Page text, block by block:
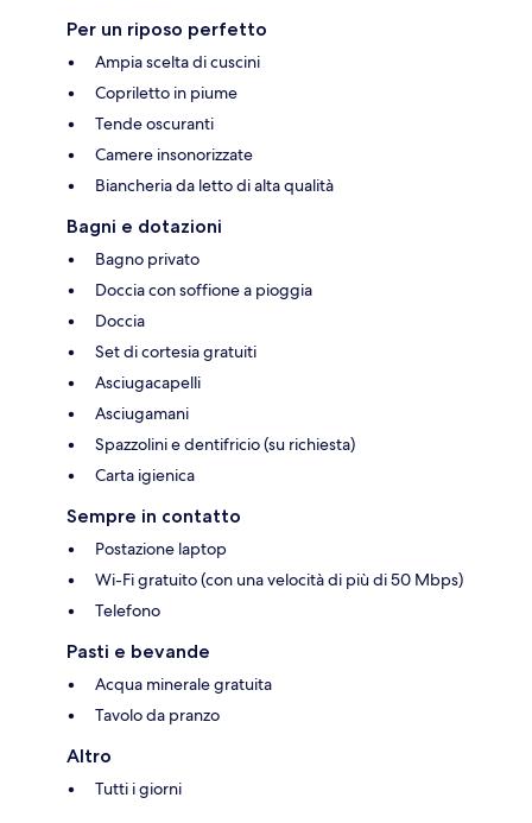
Per un riposo perfetto
Ampia scelta di cuscini
Copriletto in piume
Tende oscuranti
Camere insonorizzate
Biancheria da letto di alta qualità
Bagni e dotazioni
Bagno privato
Doccia con soffione a pioggia
Doccia
Set di cortesia gratuiti
Asciugacapelli
Asciugamani
Spazzolini e dentifricio (su richiesta)
Carta igienica
Sempre in contatto
Postazione laptop
Wi-Fi gratuito (con una velocità di più di 50 Mbps)
Telefono
Pasti e bevande
Acqua minerale gratuita
Tavolo da pranzo
Altro
Tutti i giorni